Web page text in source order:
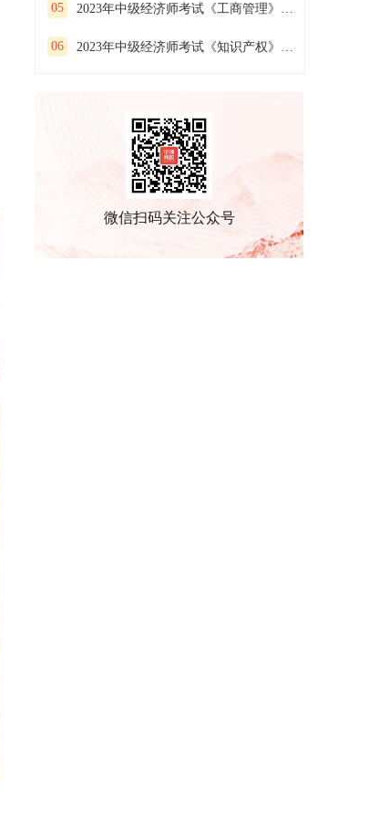
05 2023年中级经济师考试《工商管理》预习试卷（三）
06 2023年中级经济师考试《知识产权》预习试卷（二）
微信扫码关注公众号